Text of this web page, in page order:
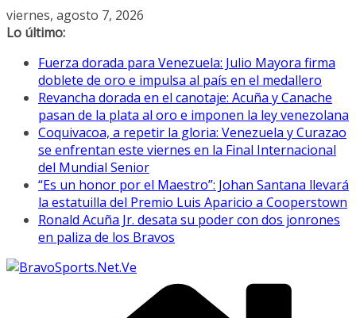
Saltar
al
viernes, agosto 7, 2026
Lo último:
Fuerza dorada para Venezuela: Julio Mayora firma
doblete de oro e impulsa al país en el medallero
Revancha dorada en el canotaje: Acuña y Canache
pasan de la plata al oro e imponen la ley venezolana
Coquivacoa, a repetir la gloria: Venezuela y Curazao
se enfrentan este viernes en la Final Internacional
del Mundial Senior
“Es un honor por el Maestro”: Johan Santana llevará
la estatuilla del Premio Luis Aparicio a Cooperstown
Ronald Acuña Jr. desata su poder con dos jonrones
en paliza de los Bravos